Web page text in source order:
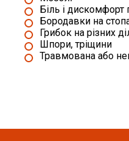
Біль і дискомфорт
Бородавки на
Грибок на різних
Шпори, тріщини
Травмована або